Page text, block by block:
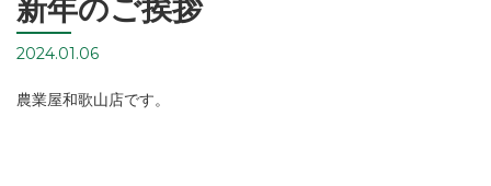
新年のご挨拶
2024.01.06
農業屋和歌山店です。